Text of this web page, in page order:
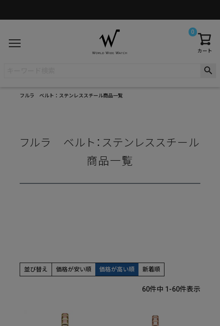
カート
0
フルラ ベルト：ステンレススチール商品一覧
フルラ ベルト：ステンレススチール
商品一覧
並び替え 価格が安い順 価格が高い順 新着順
60件中 1 -60件表示